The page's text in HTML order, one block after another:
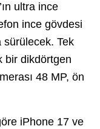
ultra ince
ince gövdesi
sürülecek. Tek
bir dikdörtgen
48 MP, ön
iPhone 17 ve